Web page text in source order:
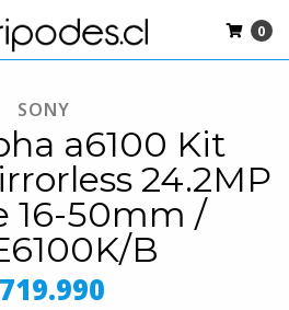
0
SONY
a6100 Kit
24.2MP
16-50mm /
B